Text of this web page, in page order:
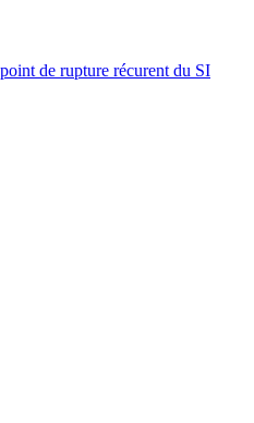
de rupture récurent du SI